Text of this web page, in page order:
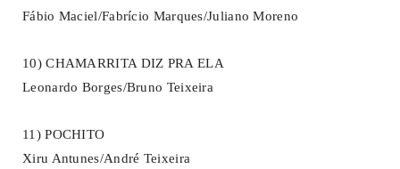
Fábio Maciel/Fabrício Marques/Juliano Moreno
10) CHAMARRITA DIZ PRA ELA
Leonardo Borges/Bruno Teixeira
11) POCHITO
Xiru Antunes/André Teixeira